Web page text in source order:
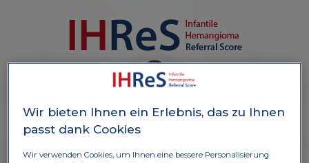
Wir bieten Ihnen ein Erlebnis, das zu Ihnen
passt dank Cookies
Wir verwenden Cookies, um Ihnen eine bessere Personalisierung